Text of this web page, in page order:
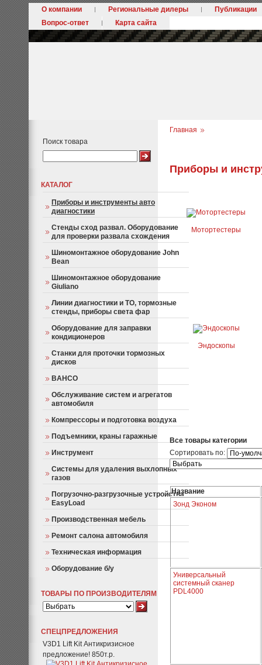
О компании Региональные дилеры
Публикации
Вопрос-ответ
Карта сайта
Поиск товара
КАТАЛОГ
Приборы и инструменты авто
диагностики
Стенды сход развал. Оборудование
для проверки развала схождения
Шиномонтажное оборудование John
Bean
Шиномонтажное оборудование
Giuliano
Линии диагностики и ТО, тормозные
стенды, приборы света фар
Оборудование для заправки
кондиционеров
Станки для проточки тормозных
дисков
BAHCO
Обслуживание систем и агрегатов
автомобиля
Компрессоры и подготовка воздуха
Подъемники, краны гаражные
Инструмент
Системы для удаления выхлопных
газов
Погрузочно-разгрузочные устройства
EasyLoad
Производственная мебель
Ремонт салона автомобиля
Техническая информация
Оборудование б/у
ТОВАРЫ ПО ПРОИЗВОДИТЕЛЯМ
СПЕЦПРЕДЛОЖЕНИЯ
V3D1 Lift Kit Антикризисное
предложение! 850т.р.
Главная
Приборы и
Мотортестеры
Эндоскопы
Все товары категории
Сортировать по:
Название
Зонд Эконом
Универсальный
системный сканер
PDL4000